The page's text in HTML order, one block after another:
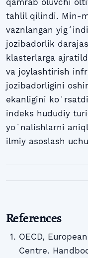
qamrab oluvchi
tahlil qilindi. Min-
vaznlangan
jozibadorlik
klasterlarga
va joylashtirish
jozibadorligini
ekanligini
indeks hududiy
yoʻnalishlarni
ilmiy asoslash
References
OECD,
Centre.